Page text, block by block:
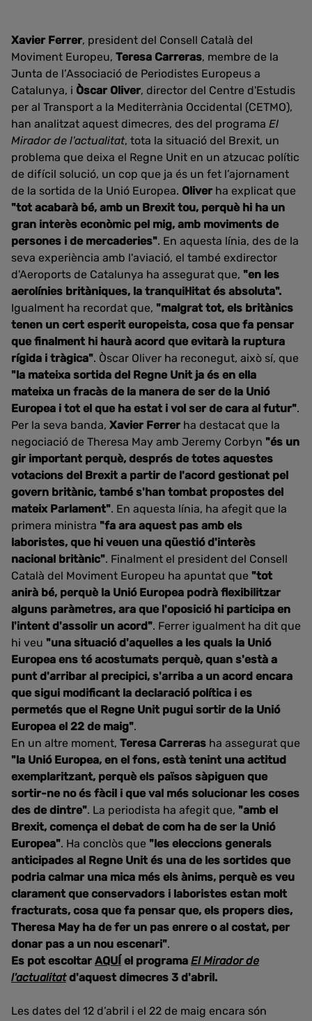
Xavier Ferrer, president del Consell Català del
Moviment Europeu, Teresa Carreras, membre de la
Junta de l’Associació de Periodistes Europeus a
Catalunya, i Òscar Oliver, director del Centre d'Estudis
per al Transport a la Mediterrània Occidental (CETMO),
han analitzat aquest dimecres, des del programa El
Mirador de l'actualitat, tota la situació del Brexit, un
problema que deixa el Regne Unit en un atzucac polític
de difícil solució, un cop que ja és un fet l’ajornament
de la sortida de la Unió Europea. Oliver ha explicat que
"tot acabarà bé, amb un Brexit tou, perquè hi ha un
gran interès econòmic pel mig, amb moviments de
persones i de mercaderies". En aquesta línia, des de la
seva experiència amb l'aviació, el també exdirector
d'Aeroports de Catalunya ha assegurat que, "en les
aerolínies britàniques, la tranquil·litat és absoluta".
Igualment ha recordat que, "malgrat tot, els britànics
tenen un cert esperit europeista, cosa que fa pensar
que finalment hi haurà acord que evitarà la ruptura
rígida i tràgica". Òscar Oliver ha reconegut, això sí, que
"la mateixa sortida del Regne Unit ja és en ella
mateixa un fracàs de la manera de ser de la Unió
Europea i tot el que ha estat i vol ser de cara al futur".
Per la seva banda, Xavier Ferrer ha destacat que la
negociació de Theresa May amb Jeremy Corbyn "és un
gir important perquè, després de totes aquestes
votacions del Brexit a partir de l'acord gestionat pel
govern britànic, també s'han tombat propostes del
mateix Parlament". En aquesta línia, ha afegit que la
primera ministra "fa ara aquest pas amb els
laboristes, que hi veuen una qüestió d'interès
nacional britànic". Finalment el president del Consell
Català del Moviment Europeu ha apuntat que "tot
anirà bé, perquè la Unió Europea podrà flexibilitzar
alguns paràmetres, ara que l'oposició hi participa en
l'intent d'assolir un acord". Ferrer igualment ha dit que
hi veu "una situació d'aquelles a les quals la Unió
Europea ens té acostumats perquè, quan s'està a
punt d'arribar al precipici, s'arriba a un acord encara
que sigui modificant la declaració política i es
permetés que el Regne Unit pugui sortir de la Unió
Europea el 22 de maig".
En un altre moment, Teresa Carreras ha assegurat que
"la Unió Europea, en el fons, està tenint una actitud
exemplaritzant, perquè els països sàpiguen que
sortir-ne no és fàcil i que val més solucionar les coses
des de dintre". La periodista ha afegit que, "amb el
Brexit, comença el debat de com ha de ser la Unió
Europea". Ha conclòs que "les eleccions generals
anticipades al Regne Unit és una de les sortides que
podria calmar una mica més els ànims, perquè es veu
clarament que conservadors i laboristes estan molt
fracturats, cosa que fa pensar que, els propers dies,
Theresa May ha de fer un pas enrere o al costat, per
donar pas a un nou escenari".
Es pot escoltar AQUÍ el programa El Mirador de
l'actualitatd'aquest dimecres 3 d'abril.
Les dates del 12 d’abril i el 22 de maig encara són